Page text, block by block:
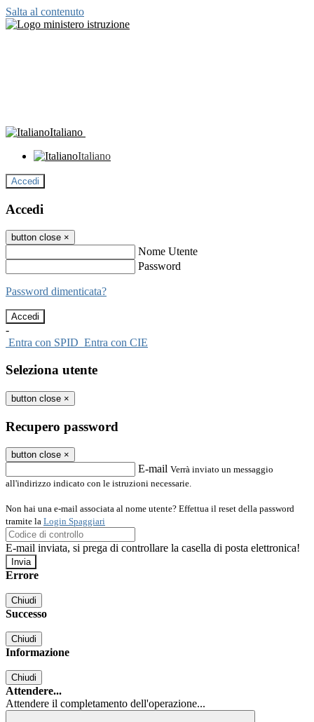
Salta al contenuto
Italiano
Italiano
Accedi
Accedi
button close ×
Nome Utente
Password
Password dimenticata?
-
Entra con SPID Entra con CIE
Seleziona utente
button close ×
Recupero password
button close ×
E-mail Verrà inviato un messaggio
all'indirizzo indicato con le istruzioni necessarie.
Non hai una e-mail associata al nome utente? Effettua il reset della password
tramite la Login Spaggiari
E-mail inviata, si prega di controllare la casella di posta elettronica!
Errore
Chiudi
Successo
Chiudi
Informazione
Chiudi
Attendere...
Attendere il completamento dell'operazione...